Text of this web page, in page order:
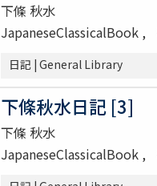
下條 秋水
JapaneseClassicalBook
日記 | General Library
下條秋水日記 [3]
下條 秋水
JapaneseClassicalBook